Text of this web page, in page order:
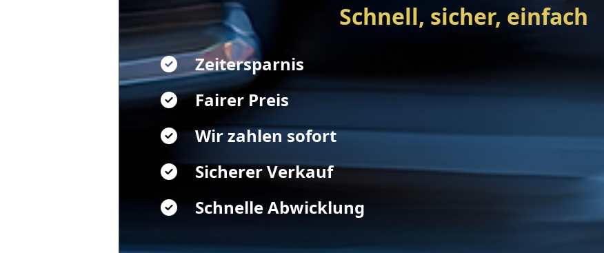
Schnell, sicher, einfach
Zeitersparnis
Fairer Preis
Wir zahlen sofort
Sicherer Verkauf
Schnelle Abwicklung